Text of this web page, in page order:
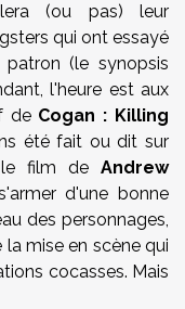
(ou pas) leur
qui ont essayé
(le synopsis
l'heure est aux
de Cogan : Killing
été fait ou dit sur
le film de Andrew
d'une bonne
des personnages,
la mise en scène qui
cocasses. Mais